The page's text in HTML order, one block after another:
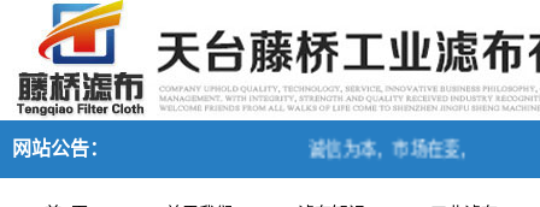
网站公告： 诚信为本，市场在变，诚信永远